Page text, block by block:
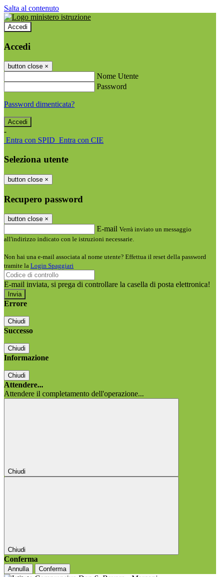
Salta al contenuto
Accedi
Accedi
button close ×
Nome Utente
Password
Password dimenticata?
-
Entra con SPID Entra con CIE
Seleziona utente
button close ×
Recupero password
button close ×
E-mail Verrà inviato un messaggio
all'indirizzo indicato con le istruzioni necessarie.
Non hai una e-mail associata al nome utente? Effettua il reset della password
tramite la Login Spaggiari
E-mail inviata, si prega di controllare la casella di posta elettronica!
Errore
Chiudi
Successo
Chiudi
Informazione
Chiudi
Attendere...
Attendere il completamento dell'operazione...
Chiudi
Chiudi
Conferma
Annulla Conferma